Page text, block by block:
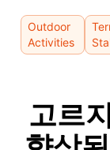
Outdoor
Activities
고르